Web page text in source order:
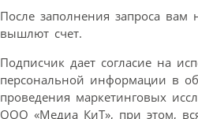
После заполнения запроса вам
вышлют счет.
Подписчик дает согласие на
персональной информации в
проведения маркетинговых
ООО «Медиа КиТ», при этом,